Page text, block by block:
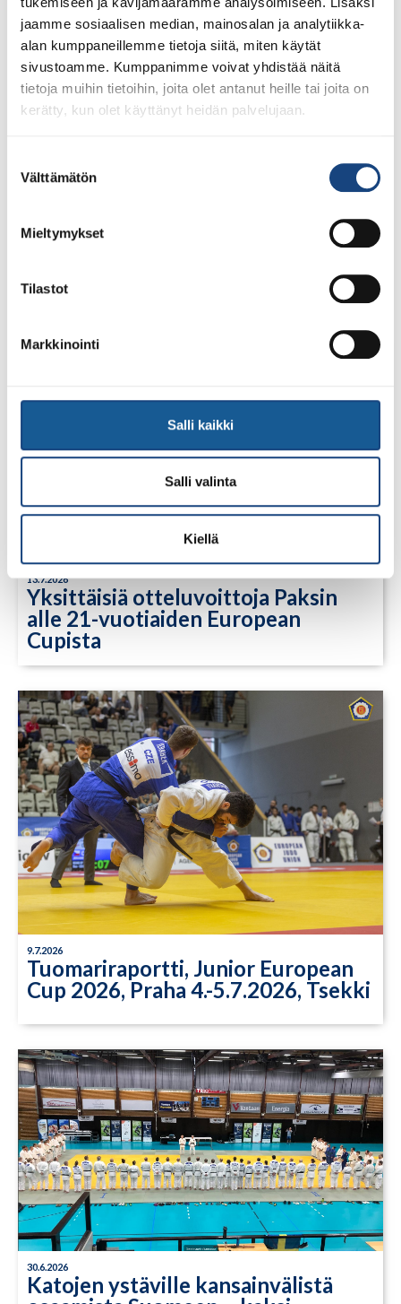
jaamme sosiaalisen median, mainosalan ja analytiikka-
alan kumppaneillemme tietoja siitä, miten käytät
sivustoamme. Kumppanimme voivat yhdistää näitä
tietoja muihin tietoihin, joita olet antanut heille tai joita on
kerätty, kun olet käyttänyt heidän palvelujaan.
valinta
Välttämätön
Mieltymykset
Tilastot
Markkinointi
Salli kaikki
Salli valinta
Kiellä
23.7.2026
Tuomariraportti Swedish A-Judo/VI
Lindesberg, Ruotsi
13.7.2026
Yksittäisiä otteluvoittoja Paksin
alle 21-vuotiaiden European
Cupista
9.7.2026
Tuomariraportti, Junior European
Cup 2026, Praha 4.-5.7.2026, Tsekki
30.6.2026
Katojen ystäville kansainvälistä